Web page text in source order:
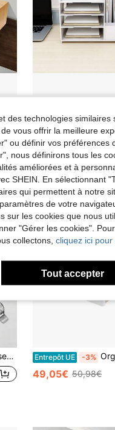
22,99€
à domicile
Entrepôt UE -3% Organiseur de bureau vintage en bois à 4 tiroirs,
49,05€ 50,98€
des technologies
vous offrir la meilleure
ou définir vos
nous définirons tous les
améliorées et à
SHEIN. En sélectionnant
qui permettent à notre
de votre
sur les cookies que nous
"Gérer les cookies".
collectons, cliquez ici pour
Tout accepter